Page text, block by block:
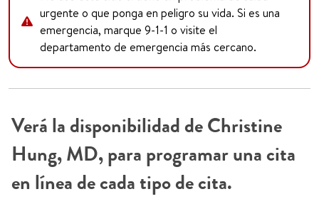
urgente o que ponga en peligro su vida. Si es una
emergencia, marque 9-1-1 o visite el
departamento de emergencia más cercano.
Verá la disponibilidad de Christine
Hung, MD, para programar una cita
en línea de cada tipo de cita.